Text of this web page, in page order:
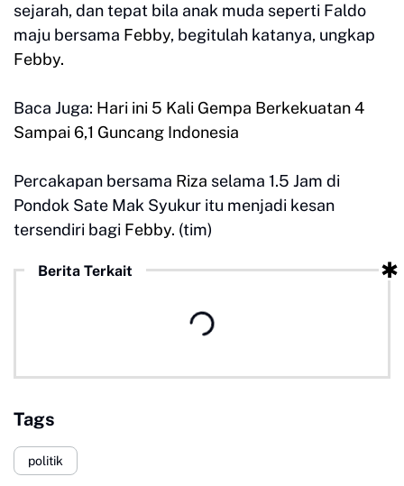
sejarah, dan tepat bila anak muda seperti Faldo
maju bersama Febby, begitulah katanya, ungkap
Febby.
Baca Juga: Hari ini 5 Kali Gempa Berkekuatan 4
Sampai 6,1 Guncang Indonesia
Percakapan bersama Riza selama 1.5 Jam di
Pondok Sate Mak Syukur itu menjadi kesan
tersendiri bagi Febby. (tim)
Berita Terkait
Tags
politik